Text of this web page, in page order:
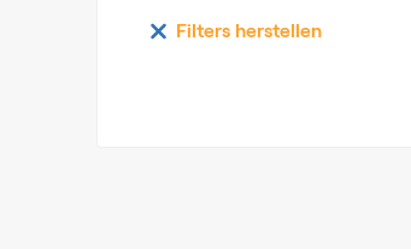
Filters herstellen